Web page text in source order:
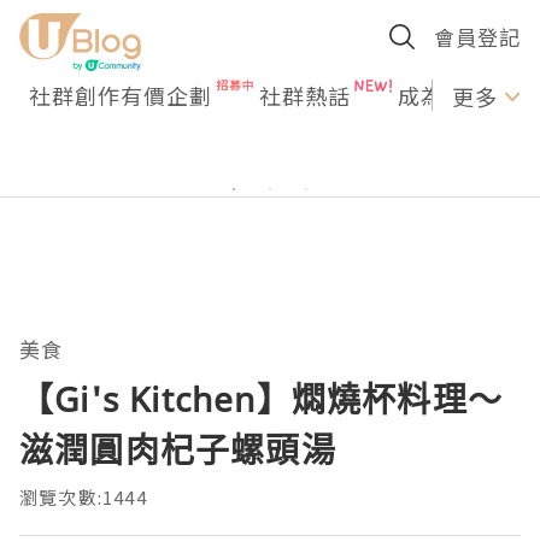
會員登記
社群創作有價企劃 社群熱話 成為U更多
美食
【Gi's Kitchen】燜燒杯料理～
滋潤圓肉杞子螺頭湯
瀏覽次數:1444